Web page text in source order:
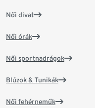
Női divat
Női órák
Női sportnadrágok
Blúzok & Tunikák
Női fehérneműk